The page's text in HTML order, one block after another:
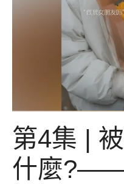
第4集 |
什麼